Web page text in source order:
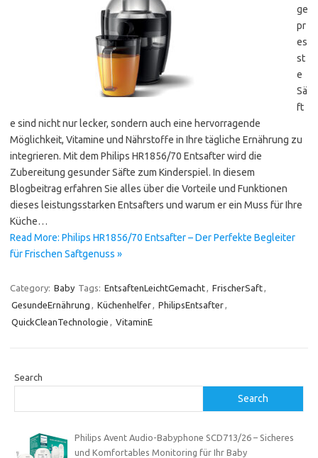
ge
pr
es
st
e
Sä
ft
e sind nicht nur lecker, sondern auch eine hervorragende
Möglichkeit, Vitamine und Nährstoffe in Ihre tägliche Ernährung zu
integrieren. Mit dem Philips HR1856/70 Entsafter wird die
Zubereitung gesunder Säfte zum Kinderspiel. In diesem
Blogbeitrag erfahren Sie alles über die Vorteile und Funktionen
dieses leistungsstarken Entsafters und warum er ein Muss für Ihre
Küche…
Read More: Philips HR1856/70 Entsafter – Der Perfekte Begleiter
für Frischen Saftgenuss »
Category: Baby Tags: EntsaftenLeichtGemacht, FrischerSaft,
GesundeErnährung , Küchenhelfer, PhilipsEntsafter,
QuickCleanTechnologie , VitaminE
Search
Search
Philips Avent Audio-Babyphone SCD713/26 – Sicheres
und Komfortables Monitoring für Ihr Baby